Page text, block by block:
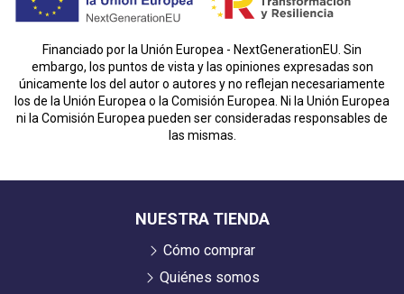
Financiado por la Unión Europea - NextGenerationEU. Sin
embargo, los puntos de vista y las opiniones expresadas son
únicamente los del autor o autores y no reflejan necesariamente
los de la Unión Europea o la Comisión Europea. Ni la Unión Europea
ni la Comisión Europea pueden ser consideradas responsables de
las mismas.
NUESTRA TIENDA
Cómo comprar
Quiénes somos